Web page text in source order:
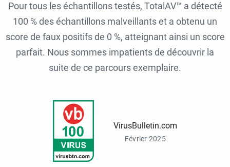
Pour tous les échantillons testés, TotalAV™ a détecté
100 % des échantillons malveillants et a obtenu un
score de faux positifs de 0 %, atteignant ainsi un score
parfait. Nous sommes impatients de découvrir la
suite de ce parcours exemplaire.
VirusBulletin.com
Février 2025